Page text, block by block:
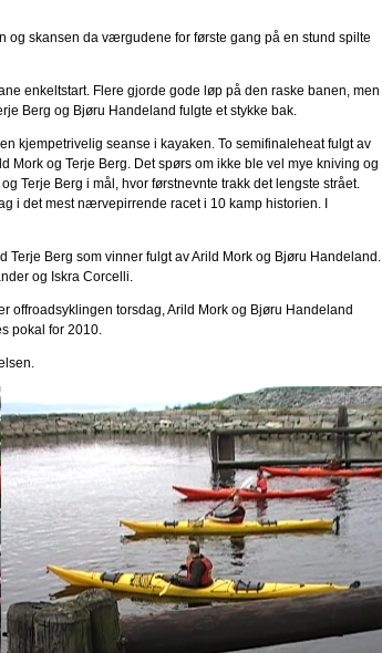
skansen da værgudene for første gang på en stund spilte
enkeltstart. Flere gjorde gode løp på den raske banen, men
Berg og Bjøru Handeland fulgte et stykke bak.
kjempetrivelig seanse i kayaken. To semifinaleheat fulgt av
Mork og Terje Berg. Det spørs om ikke ble vel mye kniving og
Terje Berg i mål, hvor førstnevnte trakk det lengste strået.
i det mest nærvepirrende racet i 10 kamp historien. I
Terje Berg som vinner fulgt av Arild Mork og Bjøru Handeland.
og Iskra Corcelli.
offroadsyklingen torsdag, Arild Mork og Bjøru Handeland
pokal for 2010.